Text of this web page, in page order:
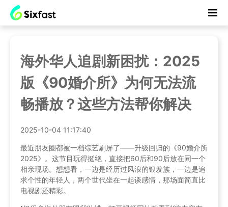
海外华人追剧新困扰：2025
版《90婚介所》为何无法流
畅播放？这些方法帮你解决
2025-10-04 11:17:40
最近朋友圈都被一档综艺刷屏了——升级回归的《90婚介所
2025》。这节目玩得挺绝，直接把60后和90后放在同一个
相亲现场。想想看，一边是经历过风浪的银发族，一边是追
求个性的年轻人，两个世代坐在一起谈感情，那场面简直比
电视剧还精彩。